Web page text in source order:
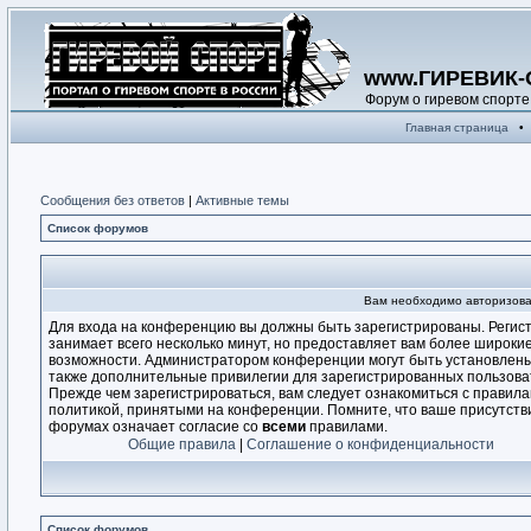
Форум о гиревом спорте
Главная страница •
Сообщения без ответов | Активные темы
Список форумов
Вам необходимо
Для входа на конференцию вы должны быть зарегистрированы.
занимает всего несколько минут, но предоставляет вам более
возможности. Администратором конференции могут быть
также дополнительные привилегии для зарегистрированных
Прежде чем зарегистрироваться, вам следует ознакомиться с
политикой, принятыми на конференции. Помните, что ваше
форумах означает согласие со всеми правилами.
Общие правила
Соглашение о конфиденциальности